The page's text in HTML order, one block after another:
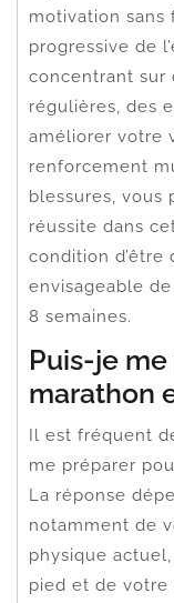
motivation sans
progressive de
concentrant sur
régulières, des
améliorer votre
renforcement
blessures, vous
réussite dans
condition
envisageable
8 semaines.
Puis-je
marathon
Il est fréquent
me préparer
La réponse
notamment de
physique
pied et de votre